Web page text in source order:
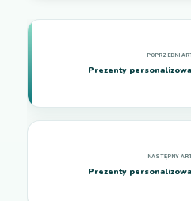
Prezenty
Prezenty